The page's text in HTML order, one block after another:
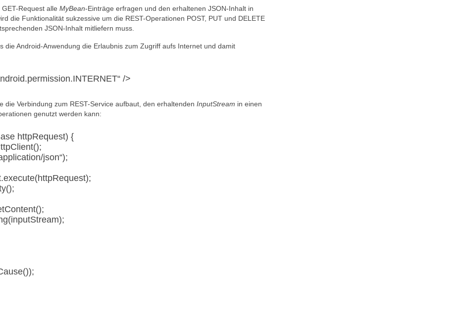
Request alle MyBean-Einträge erfragen und den erhaltenen JSON-Inhalt in
die Funktionalität sukzessive um die REST-Operationen POST, PUT und DELETE
JSON-Inhalt mitliefern muss.
die Android-Anwendung die Erlaubnis zum Zugriff aufs Internet und damit
/>
die Verbindung zum REST-Service aufbaut, den erhaltenden InputStream in einen
genutzt werden kann:
httpRequest) {
json“);